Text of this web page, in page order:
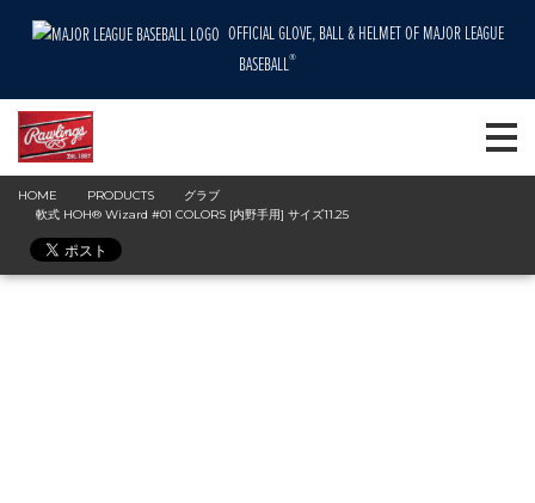
OFFICIAL GLOVE, BALL & HELMET OF MAJOR LEAGUE
BASEBALL
®
HOME PRODUCTS
グラブ
軟式 HOH® Wizard #01 COLORS [内野手用] サイズ11.25